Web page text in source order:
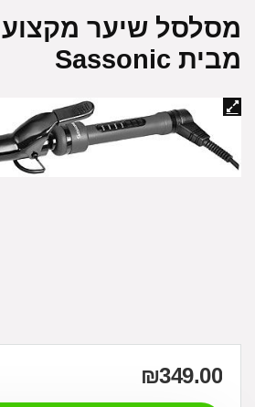
מבית Sassonic
₪349.00